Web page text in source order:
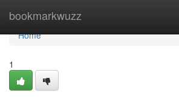
bookmarkwuzz
Home
Home
1